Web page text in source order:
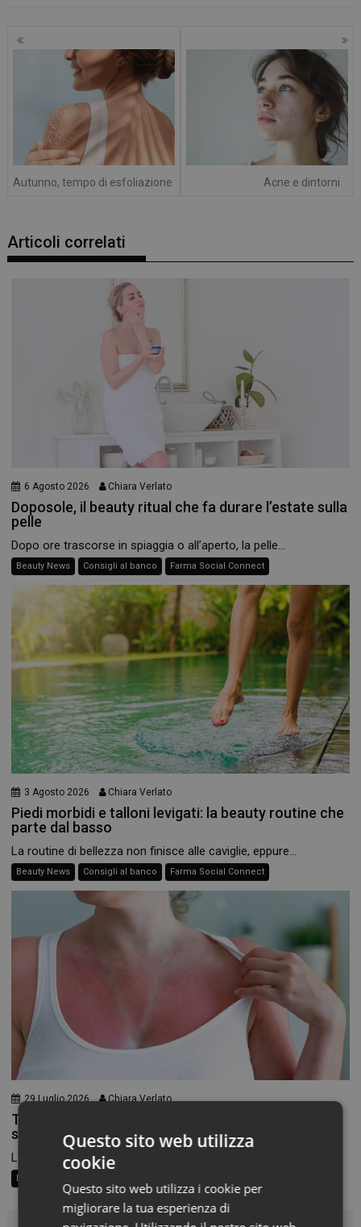
Navigazione
articoli
Autunno, tempo di esfoliazione Acne e dintorni
Articoli correlati
6 Agosto 2026 Chiara Verlato
Doposole, il beauty ritual che fa durare l’estate sulla
pelle
Dopo ore trascorse in spiaggia o all’aperto, la pelle...
Beauty News Consigli al banco Farma Social Connect
3 Agosto 2026 Chiara Verlato
Piedi morbidi e talloni levigati: la beauty routine che
parte dal basso
La routine di bellezza non finisce alle caviglie, eppure...
Beauty News Consigli al banco Farma Social Connect
29 Luglio 2026 Chiara Verlato
Tanmaxxing, la pericolosa sfida social
sull’abbronzatura
L’abbronzatura non è più soltanto un souvenir dell’estate, sui...
Beauty Trend
Questo sito web utilizza
cookie
Questo sito web utilizza i cookie per
migliorare la tua esperienza di